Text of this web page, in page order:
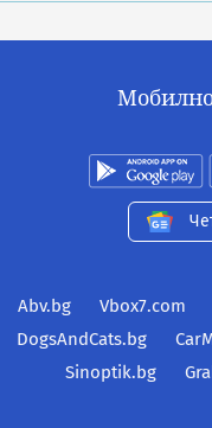
Abv.bg Vbox7.com
DogsAndCats.bg
Sinoptik.bg